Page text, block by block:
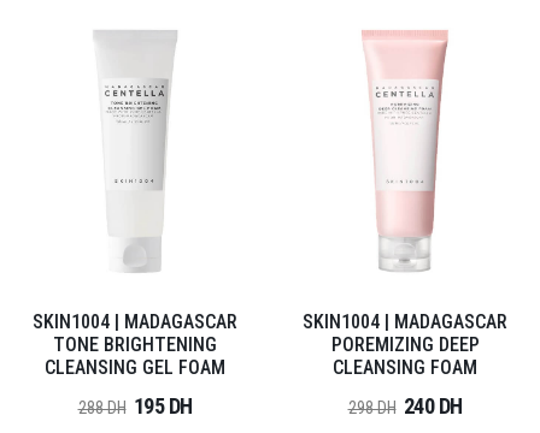
SKIN1004 | MADAGASCAR
TONE BRIGHTENING
CLEANSING GEL FOAM
288 DH 195 DH
SKIN1004 | MADAGASCAR
POREMIZING DEEP
CLEANSING FOAM
298 DH 240 DH